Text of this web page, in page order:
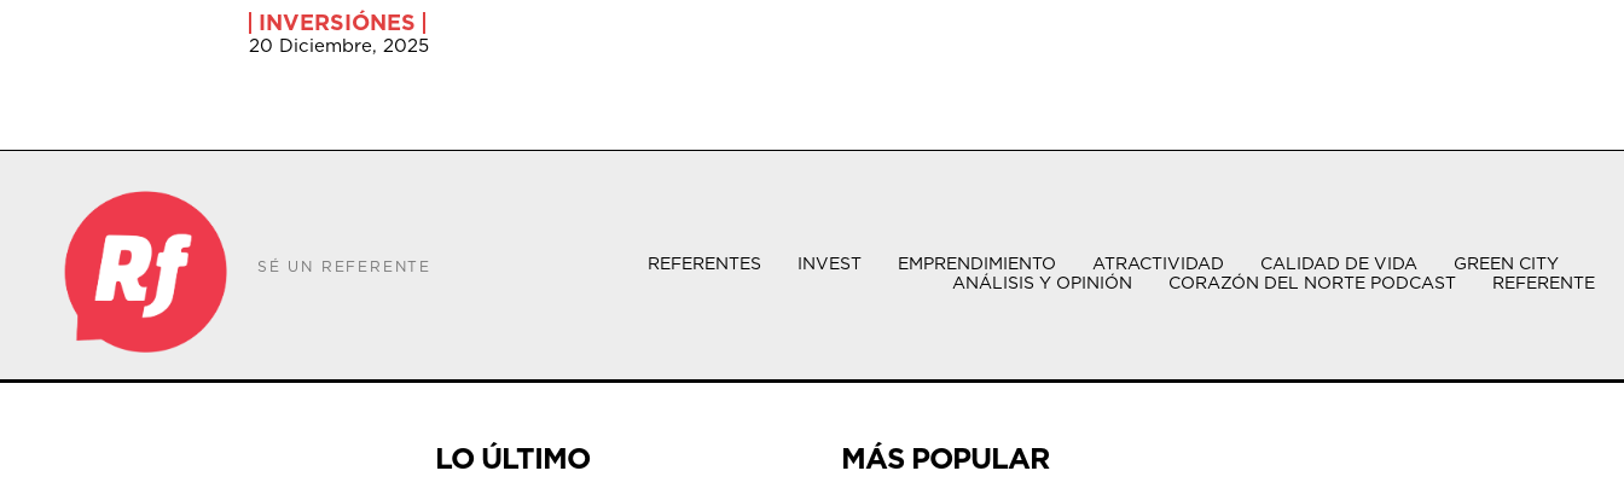
INVERSIÓNES
20 Diciembre, 2025
SÉ UN REFERENTE REFERENTES INVEST EMPRENDIMIENTO ATRACTIVIDAD CALIDAD DE VIDA
GREEN CITY
ANÁLISIS Y OPINIÓN
CORAZÓN DEL NORTE PODCAST REFERENTE
LO ÚLTIMO MÁS POPULAR